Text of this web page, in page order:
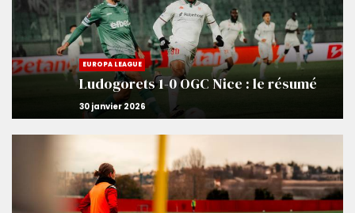
EUROPA LEAGUE
Ludogorets 1-0 OGC Nice : le résumé